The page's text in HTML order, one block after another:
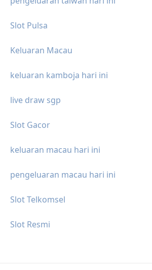
Slot Pulsa
Keluaran Macau
keluaran kamboja hari ini
live draw sgp
Slot Gacor
keluaran macau hari ini
pengeluaran macau hari ini
Slot Telkomsel
Slot Resmi